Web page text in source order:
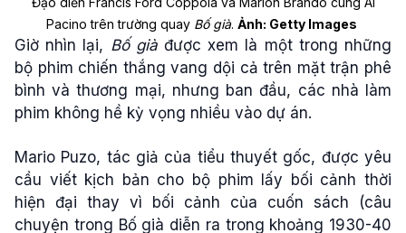
Pacino trên trường quay Bố già. Ảnh: Getty Images
Giờ nhìn lại, Bố giàđược xem là một trong những
bộ phim chiến thắng vang dội cả trên mặt trận phê
bình và thương mại, nhưng ban đầu, các nhà làm
phim không hề kỳ vọng nhiều vào dự án.
Mario Puzo, tác giả của tiểu thuyết gốc, được yêu
cầu viết kịch bản cho bộ phim lấy bối cảnh thời
hiện đại thay vì bối cảnh của cuốn sách (câu
chuyện trong Bố già diễn ra trong khoảng 1930-40